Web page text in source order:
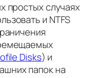
простых случаях
и NTFS
Disks) и
папок на